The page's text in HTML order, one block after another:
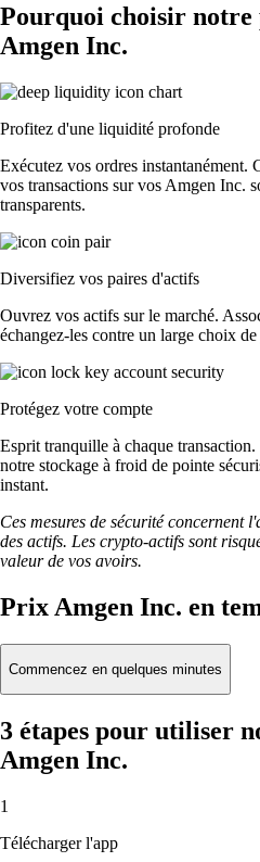
Pourquoi choisir notre
Amgen Inc.
Profitez d'une liquidité profonde
Exécutez vos ordres instantanément.
vos transactions sur vos Amgen Inc.
transparents.
Diversifiez vos paires d'actifs
Ouvrez vos actifs sur le marché.
échangez-les contre un large choix
Protégez votre compte
Esprit tranquille à chaque
notre stockage à froid de pointe
instant.
Ces mesures de sécurité concernent
des actifs. Les crypto-actifs sont
valeur de vos avoirs.
Prix Amgen Inc. en
Commencez en quelques minutes
3 étapes pour utiliser
Amgen Inc.
1
Télécharger l'app